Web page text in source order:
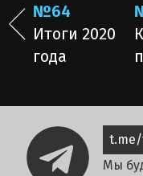
№64
Итоги 2020
года
Мы